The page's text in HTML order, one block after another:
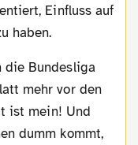
Einfluss auf
haben.
mehr vor den
ist mein! Und
dumm kommt,